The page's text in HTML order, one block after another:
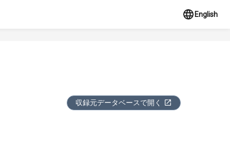
English
収録元データベースで開く